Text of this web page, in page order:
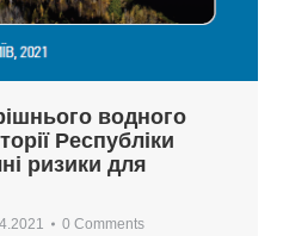
водного
Республіки
ризики для
0 Comments